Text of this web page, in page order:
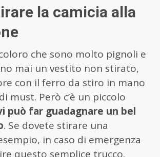
la camicia alla
che sono molto pignoli e
mai un vestito non stirato,
con il ferro da stiro in mano
must. Però c’è un piccolo
può far guadagnare un bel
. Se dovete stirare una
in caso di emergenza
questo semplice trucco.